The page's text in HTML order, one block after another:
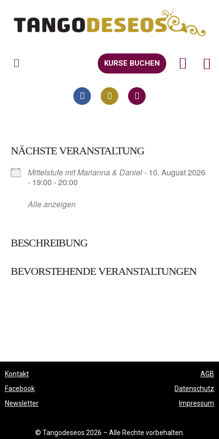
KURSE BUCHEN
NÄCHSTE VERANSTALTUNG
Mittelstufe mit Marianna & Daniel- 10. August 2026
- 19:00 - 20:00
Alle anzeigen
BESCHREIBUNG
BEVORSTEHENDE VERANSTALTUNGEN
Kontakt
Facebook
Newsletter
AGB
Datenschutz
Impressum
© Tangodeseos 2026 – Alle Rechte vorbehalten.